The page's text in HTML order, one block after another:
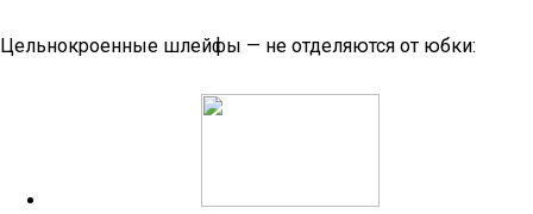
Цельнокроенные шлейфы — не отделяются от юбки: